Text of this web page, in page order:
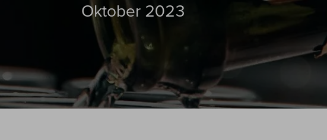
Oktober 2023